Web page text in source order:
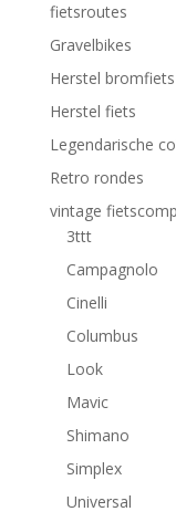
fietsroutes
Gravelbikes
Herstel bromfiets
Herstel fiets
Legendarische
Retro rondes
vintage
3ttt
Campagnolo
Cinelli
Columbus
Look
Mavic
Shimano
Simplex
Universal